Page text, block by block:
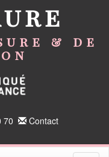
& de
70 Contact